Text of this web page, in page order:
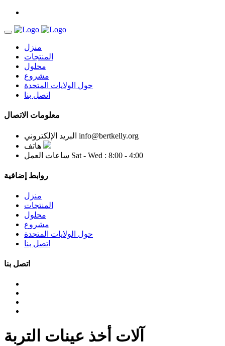
منزل
المنتجات
محلول
مشروع
حول الولايات المتحدة
اتصل بنا
معلومات الاتصال
البريد الإلكتروني info@bertkelly.org
هاتف
ساعات العمل Sat - Wed : 8:00 - 4:00
روابط إضافية
منزل
المنتجات
محلول
مشروع
حول الولايات المتحدة
اتصل بنا
اتصل بنا
آلات أخذ عينات التربة